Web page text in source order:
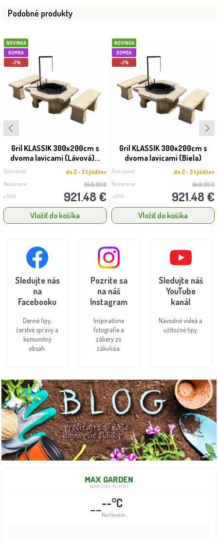
MAX GARDEN
DUNAJSKÝ KLÁTOV
----°C
Načítavam...
Podobné produkty
NOVINKA
BOMBA
-3%
Gril KLASSIK 300x200cm s
dvoma lavicami (Lávová)...
Dostupnosť: do 2 - 3 týždňov
Bežná cena 949.00 €
s DPH 921.48 €
Vložiť do košíka
NOVINKA
BOMBA
-3%
Gril KLASSIK 300x200cm s
dvoma lavicami (Biela)
Dostupnosť: do 2 - 3 týždňov
Bežná cena 949.00 €
s DPH 921.48 €
Vložiť do košíka
Sledujte nás
na
Facebooku
Denné tipy,
čerstvé správy a
komunitný
obsah.
Pozrite sa
na náš
Instagram
Inšpiratívne
fotografie a
zábery zo
zákulisia.
Sledujte náš
YouTube
kanál
Návodné videá a
užitočné tipy.